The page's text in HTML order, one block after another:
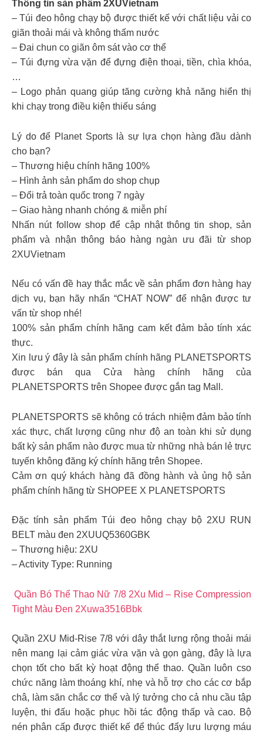
Thông tin sản phẩm 2XUVietnam
– Túi đeo hông chạy bộ được thiết kế với chất liệu vải co
giãn thoải mái và không thấm nước
– Đai chun co giãn ôm sát vào cơ thể
– Túi đựng vừa vặn để đựng điện thoại, tiền, chìa khóa,
…
– Logo phản quang giúp tăng cường khả năng hiển thị
khi chạy trong điều kiện thiếu sáng
Lý do để Planet Sports là sự lựa chọn hàng đầu dành
cho bạn?
– Thương hiệu chính hãng 100%
– Hình ảnh sản phẩm do shop chụp
– Đổi trả toàn quốc trong 7 ngày
– Giao hàng nhanh chóng & miễn phí
Nhấn nút follow shop để cập nhật thông tin shop, sản
phẩm và nhận thông báo hàng ngàn ưu đãi từ shop
2XUVietnam
Nếu có vấn đề hay thắc mắc về sản phẩm đơn hàng hay
dịch vụ, bạn hãy nhấn “CHAT NOW” để nhận được tư
vấn từ shop nhé!
100% sản phẩm chính hãng cam kết đảm bảo tính xác
thực.
Xin lưu ý đây là sản phẩm chính hãng PLANETSPORTS
được bán qua Cửa hàng chính hãng của
PLANETSPORTS trên Shopee được gắn tag Mall.
PLANETSPORTS sẽ không có trách nhiệm đảm bảo tính
xác thực, chất lượng cũng như độ an toàn khi sử dụng
bất kỳ sản phẩm nào được mua từ những nhà bán lẻ trực
tuyến không đăng ký chính hãng trên Shopee.
Cảm ơn quý khách hàng đã đồng hành và ủng hộ sản
phẩm chính hãng từ SHOPEE X PLANETSPORTS
Đặc tính sản phẩm Túi đeo hông chạy bộ 2XU RUN
BELT màu đen 2XUUQ5360GBK
– Thương hiệu: 2XU
– Activity Type: Running
Quần Bó Thể Thao Nữ 7/8 2Xu Mid – Rise Compression
Tight Màu Đen 2Xuwa3516Bbk
Quần 2XU Mid-Rise 7/8 với dây thắt lưng rộng thoải mái
nên mang lại cảm giác vừa vặn và gọn gàng, đây là lựa
chọn tốt cho bất kỳ hoạt động thể thao. Quần luôn cso
chức năng làm thoáng khí, nhẹ và hỗ trợ cho các cơ bắp
châ, làm săn chắc cơ thể và lý tưởng cho cả nhu cầu tập
luyện, thi đấu hoặc phục hồi tác động thấp và cao. Bộ
nén phân cấp được thiết kế để thúc đẩy lưu lượng máu